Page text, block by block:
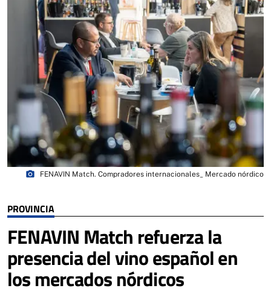
PROVINCIA
FENAVIN Match refuerza la
presencia del vino español en
los mercados nórdicos
photo_camera FENAVIN Match. Compradores internacionales_ Mercado nórdico